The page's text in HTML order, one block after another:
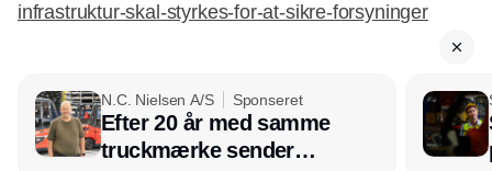
infrastruktur-skal-styrkes-for-at-sikre-forsyninger
N.C. Nielsen A/S Sponseret
Efter 20 år med samme
truckmærke sender